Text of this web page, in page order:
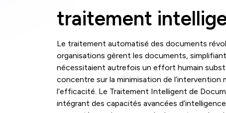
traitement
Le traitement automatisé des documents
organisations gèrent les documents,
nécessitaient autrefois un effort humain
concentre sur la minimisation de l’intervention
l’efficacité. Le Traitement Intelligent de
intégrant des capacités avancées